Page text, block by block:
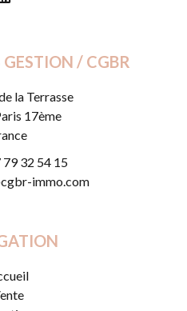
GESTION / CGBR
la Terrasse
17ème
79 32 54 15
immo.com